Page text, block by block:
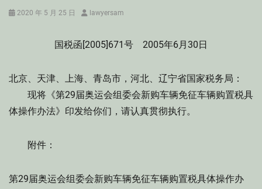
Posted
2020 年 5 月 25 日 Authorlawyersam
国税函[2005]671号 2005年6月30日
北京、天津、上海、青岛市，河北、辽宁省国家税务局：
现将《第29届奥运会组委会新购车辆免征车辆购置税具
体操作办法》印发给你们，请认真贯彻执行。
附件：
第29届奥运会组委会新购车辆免征车辆购置税具体操作办